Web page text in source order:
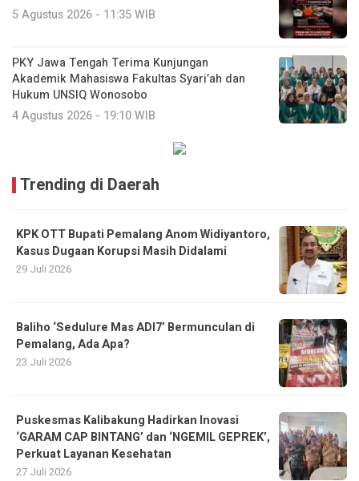
5 Agustus 2026 - 11:35 WIB
PKY Jawa Tengah Terima Kunjungan
Akademik Mahasiswa Fakultas Syari’ah dan
Hukum UNSIQ Wonosobo
4 Agustus 2026 - 19:10 WIB
Trending di Daerah
KPK OTT Bupati Pemalang Anom Widiyantoro,
Kasus Dugaan Korupsi Masih Didalami
29 Juli 2026
Baliho ‘Sedulure Mas ADI7’ Bermunculan di
Pemalang, Ada Apa?
23 Juli 2026
Puskesmas Kalibakung Hadirkan Inovasi
‘GARAM CAP BINTANG’ dan ‘NGEMIL GEPREK’,
Perkuat Layanan Kesehatan
27 Juli 2026